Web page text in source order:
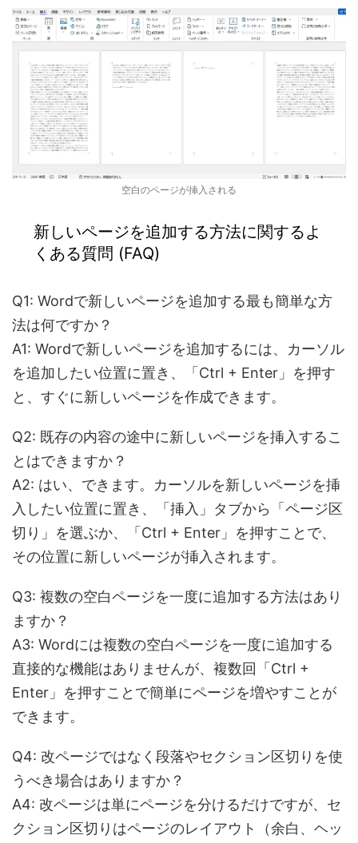
空白のページが挿入される
新しいページを追加する方法に関するよ
くある質問 (FAQ)
Q1: Wordで新しいページを追加する最も簡単な方
法は何ですか？
A1: Wordで新しいページを追加するには、カーソル
を追加したい位置に置き、「Ctrl + Enter」を押す
と、すぐに新しいページを作成できます。
Q2: 既存の内容の途中に新しいページを挿入するこ
とはできますか？
A2: はい、できます。カーソルを新しいページを挿
入したい位置に置き、「挿入」タブから「ページ区
切り」を選ぶか、「Ctrl + Enter」を押すことで、
その位置に新しいページが挿入されます。
Q3: 複数の空白ページを一度に追加する方法はあり
ますか？
A3: Wordには複数の空白ページを一度に追加する
直接的な機能はありませんが、複数回「Ctrl +
Enter」を押すことで簡単にページを増やすことが
できます。
Q4: 改ページではなく段落やセクション区切りを使
うべき場合はありますか？
A4: 改ページは単にページを分けるだけですが、セ
クション区切りはページのレイアウト（余白、ヘッ